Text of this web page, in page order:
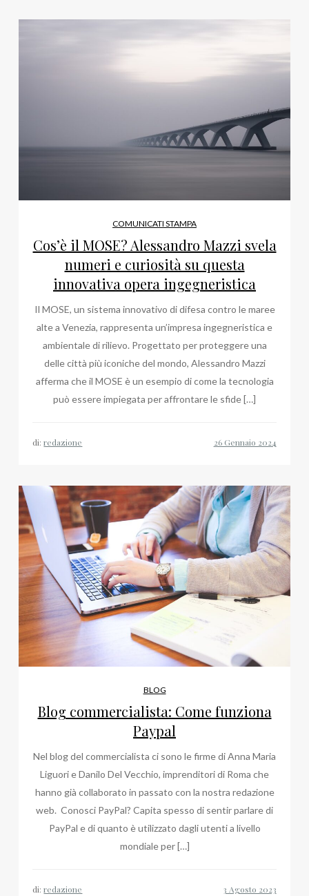
COMUNICATI STAMPA
Cos’è il MOSE? Alessandro Mazzi svela
numeri e curiosità su questa
innovativa opera ingegneristica
Il MOSE, un sistema innovativo di difesa contro le maree
alte a Venezia, rappresenta un’impresa ingegneristica e
ambientale di rilievo. Progettato per proteggere una
delle città più iconiche del mondo, Alessandro Mazzi
afferma che il MOSE è un esempio di come la tecnologia
può essere impiegata per affrontare le sfide […]
di:redazione
BLOG
Blog commercialista: Come funziona
Paypal
Nel blog del commercialista ci sono le firme di Anna Maria
Liguori e Danilo Del Vecchio, imprenditori di Roma che
hanno già collaborato in passato con la nostra redazione
web. Conosci PayPal? Capita spesso di sentir parlare di
PayPal e di quanto è utilizzato dagli utenti a livello
mondiale per […]
di:redazione